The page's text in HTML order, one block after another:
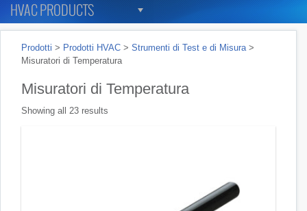
HVAC PRODUCTS
Prodotti > Prodotti HVAC > Strumenti di Test e di Misura >
Misuratori di Temperatura
Misuratori di Temperatura
Showing all 23 results